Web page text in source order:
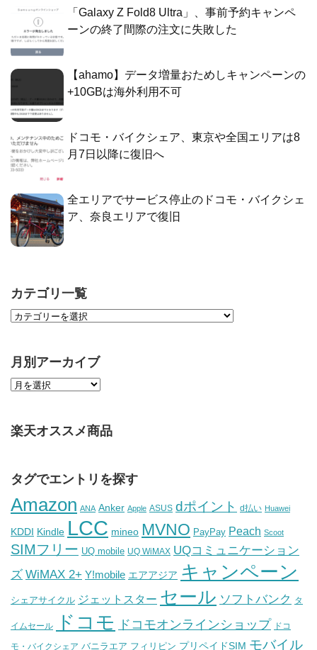
「Galaxy Z Fold8 Ultra」、事前予約キャンペ
ーンの終了間際の注文に失敗した
【ahamo】データ増量おためしキャンペーンの
+10GBは海外利用不可
ドコモ・バイクシェア、東京や全国エリアは8
月7日以降に復旧へ
全エリアでサービス停止のドコモ・バイクシェ
ア、奈良エリアで復旧
カテゴリ一覧
月別アーカイブ
楽天オススメ商品
タグでエントリを探す
Amazon ANA Anker Apple ASUS dポイント d払い Huawei
KDDI Kindle LCC mineo MVNO PayPay Peach Scoot
SIMフリー UQ mobile UQ WiMAX UQコミュニケーション
ズ WiMAX 2+ Y!mobile エアアジア キャンペーン
シェアサイクル ジェットスター セール ソフトバンク タ
イムセール ドコモ ドコモオンラインショップ ドコ
モ・バイクシェア バニラエア フィリピン プリペイドSIM モバイル